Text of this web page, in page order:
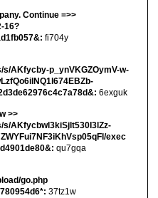
Continue =>>
16?
fi704y
AKfycby-p_ynVKGZOymV-w-
6exguk
>>
AKfycbwl3kiSjlt530I3lZz-
exec
qu7gqa
go.php
37tz1w